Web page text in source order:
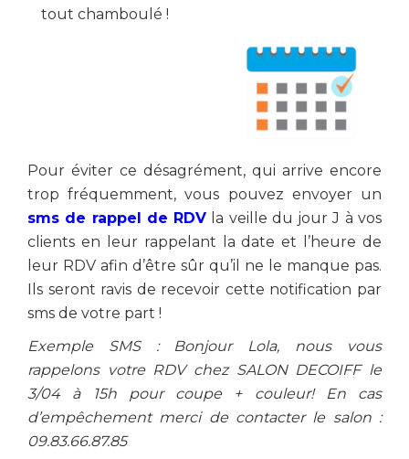
tout chamboulé !
Pour éviter ce désagrément, qui arrive encore
trop fréquemment, vous pouvez envoyer un
sms de rappel de RDV la veille du jour J à vos
clients en leur rappelant la date et l’heure de
leur RDV afin d’être sûr qu’il ne le manque pas.
Ils seront ravis de recevoir cette notification par
sms de votre part !
Exemple SMS : Bonjour Lola, nous vous
rappelons votre RDV chez SALON DECOIFF le
3/04 à 15h pour coupe + couleur! En cas
d’empêchement merci de contacter le salon :
09.83.66.87.85